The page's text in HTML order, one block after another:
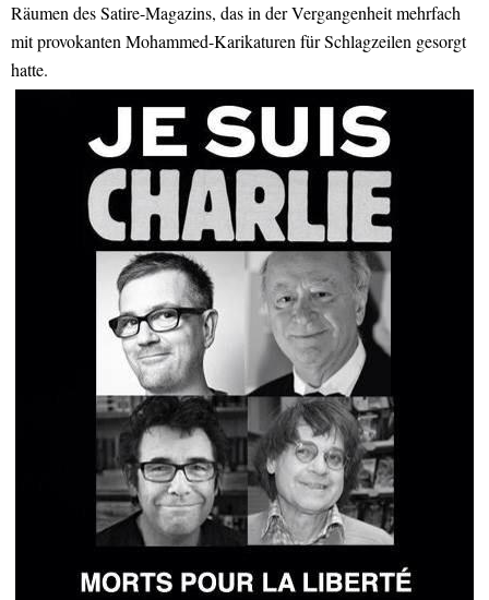
Räumen des Satire-Magazins, das in der Vergangenheit mehrfach
mit provokanten Mohammed-Karikaturen für Schlagzeilen gesorgt
hatte.